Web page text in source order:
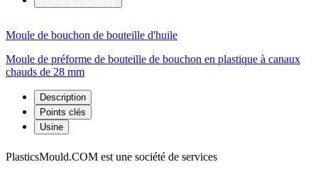
Moule de bouchon de bouteille d'huile
Moule de préforme de bouteille de bouchon en plastique à canaux
chauds de 28 mm
Description
Points clés
Usine
PlasticsMould.COM est une société de services